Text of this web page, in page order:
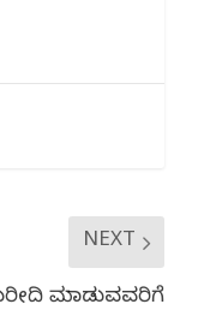
NEXT
ಮಾಡುವವರಿಗೆ